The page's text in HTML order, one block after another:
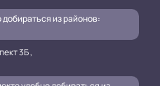
из районов:
3Б ,